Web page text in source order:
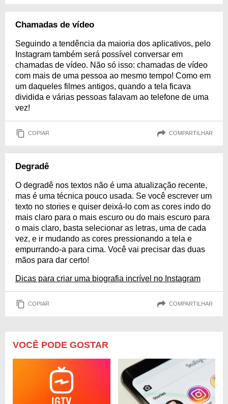
Chamadas de vídeo
Seguindo a tendência da maioria dos aplicativos, pelo
Instagram também será possível conversar em
chamadas de vídeo. Não só isso: chamadas de vídeo
com mais de uma pessoa ao mesmo tempo! Como em
um daqueles filmes antigos, quando a tela ficava
dividida e várias pessoas falavam ao telefone de uma
vez!
COPIAR COMPARTILHAR
Degradê
O degradê nos textos não é uma atualização recente,
mas é uma técnica pouco usada. Se você escrever um
texto no stories e quiser deixá-lo com as cores indo do
mais claro para o mais escuro ou do mais escuro para
o mais claro, basta selecionar as letras, uma de cada
vez, e ir mudando as cores pressionando a tela e
empurrando-a para cima. Você vai precisar das duas
mãos para dar certo!
Dicas para criar uma biografia incrível no Instagram
COPIAR COMPARTILHAR
VOCÊ PODE GOSTAR